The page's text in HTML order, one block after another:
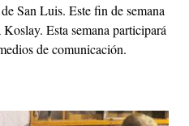
San Luis. Este fin de semana
Esta semana participará
de comunicación.